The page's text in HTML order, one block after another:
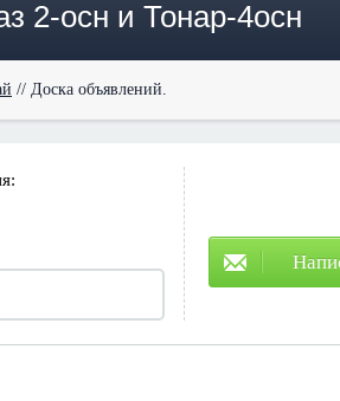
2-осн и Тонар-4осн
// Доска объявлений.